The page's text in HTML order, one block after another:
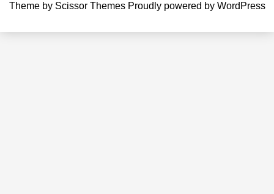
Theme by Scissor ThemesProudly powered by WordPress